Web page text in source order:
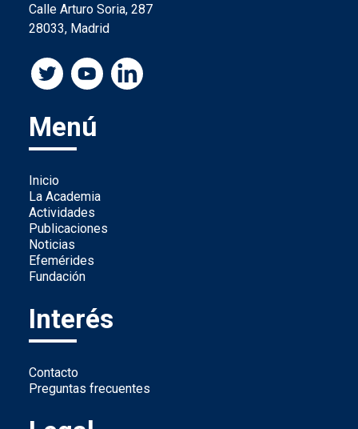
Calle Arturo Soria, 287
28033, Madrid
Menú
Inicio
La Academia
Actividades
Publicaciones
Noticias
Efemérides
Fundación
Interés
Contacto
Preguntas frecuentes